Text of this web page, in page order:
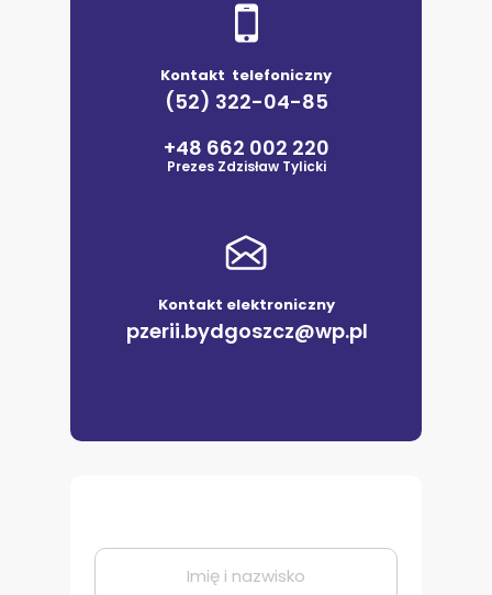
Kontakt elektroniczny
pzerii.bydgoszcz@wp.pl
Kontakt telefoniczny
(52) 322-04-85
+48 662 002 220
Prezes Zdzisław Tylicki